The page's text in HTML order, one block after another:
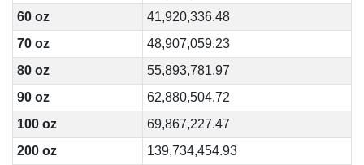
60 oz
41,920,336.48
70 oz
48,907,059.23
80 oz
55,893,781.97
90 oz
62,880,504.72
100 oz
69,867,227.47
200 oz
139,734,454.93